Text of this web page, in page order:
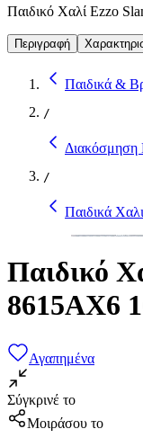
Παιδικό Χαλί Ezzo
Περιγραφή
Παιδικά &
/
Διακόσμηση
/
Παιδικά
Παιδικό
8615AX6
Αγαπημένα
Σύγκρινέ το
Μοιράσου το